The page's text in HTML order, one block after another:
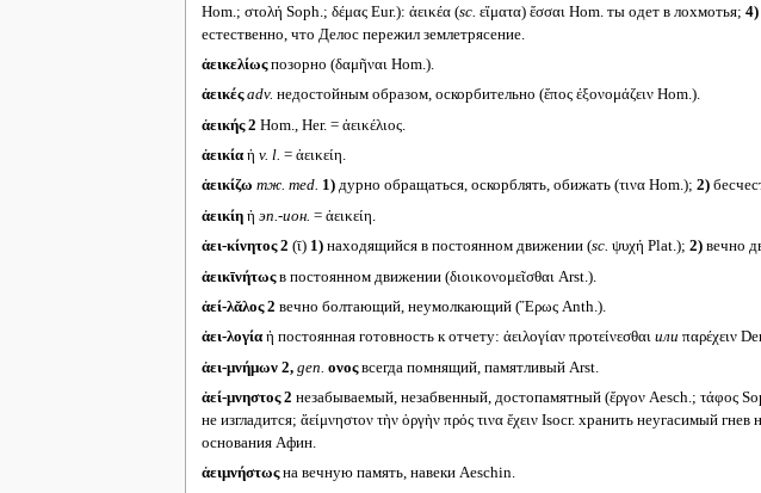
Hom.; στολή Soph.; δέμας Eur.): ἀεικέα (sc. εἵματα) ἕσσαι Hom. ты одет в лохмотья; 4)
естественно, что Делос пережил землетрясение.
ἀεικελίωςпозорно (δαμῆναι Hom.).
ἀεικές adv. недостойным образом, оскорбительно (ἔπος ἐξονομάζειν Hom.).
ἀεικής 2 Hom., Her. = ἀεικέλιος.
ἀεικία ἡ v. l. = ἀεικείη.
ἀεικίζω тж. med. 1)дурно обращаться, оскорблять, обижать (τινα Hom.); 2)
ἀεικίη ἡ эп.-ион. = ἀεικείη.
ἀει-κίνητος 2 (ῑ) 1)находящийся в постоянном движении (sc. ψυχή Plat.); 2)вечно
ἀεικῑνήτωςв постоянном движении (διοικονομεῖσθαι Arst.).
ἀεί-λᾰλος 2 вечно болтающий, неумолкающий (Ἔρως Anth.).
ἀει-λογία ἡ постоянная готовность к отчету: ἀειλογίαν προτείνεσθαι или παρέχειν
ἀει-μνήμων 2, gen. ονοςвсегда помнящий, памятливый Arst.
ἀεί-μνηστος 2 незабываемый, незабвенный, достопамятный (ἔργον Aesch.; τάφος
не изгладится; ἄείμνηστον τὴν ὀργὴν πρός τινα ἔχειν Isocr. хранить неугасимый
основания Афин.
ἀειμνήστωςна вечную память, навеки Aeschin.